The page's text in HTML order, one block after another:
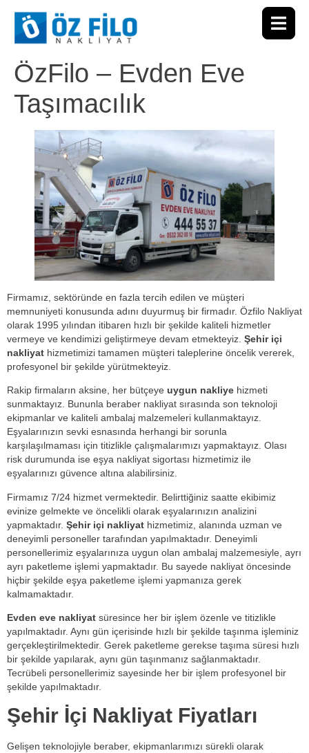
ÖzFilo – Evden Eve
Taşımacılık
Firmamız, sektöründe en fazla tercih edilen ve müşteri
memnuniyeti konusunda adını duyurmuş bir firmadır. Özfilo Nakliyat
olarak 1995 yılından itibaren hızlı bir şekilde kaliteli hizmetler
vermeye ve kendimizi geliştirmeye devam etmekteyiz. Şehir içi
nakliyat hizmetimizi tamamen müşteri taleplerine öncelik vererek,
profesyonel bir şekilde yürütmekteyiz.
Rakip firmaların aksine, her bütçeye uygun nakliye hizmeti
sunmaktayız. Bununla beraber nakliyat sırasında son teknoloji
ekipmanlar ve kaliteli ambalaj malzemeleri kullanmaktayız.
Eşyalarınızın sevki esnasında herhangi bir sorunla
karşılaşılmaması için titizlikle çalışmalarımızı yapmaktayız. Olası
risk durumunda ise eşya nakliyat sigortası hizmetimiz ile
eşyalarınızı güvence altına alabilirsiniz.
Firmamız 7/24 hizmet vermektedir. Belirttiğiniz saatte ekibimiz
evinize gelmekte ve öncelikli olarak eşyalarınızın analizini
yapmaktadır. Şehir içi nakliyat hizmetimiz, alanında uzman ve
deneyimli personeller tarafından yapılmaktadır. Deneyimli
personellerimiz eşyalarınıza uygun olan ambalaj malzemesiyle, ayrı
ayrı paketleme işlemi yapmaktadır. Bu sayede nakliyat öncesinde
hiçbir şekilde eşya paketleme işlemi yapmanıza gerek
kalmamaktadır.
Evden eve nakliyat süresince her bir işlem özenle ve titizlikle
yapılmaktadır. Aynı gün içerisinde hızlı bir şekilde taşınma işleminiz
gerçekleştirilmektedir. Gerek paketleme gerekse taşıma süresi hızlı
bir şekilde yapılarak, aynı gün taşınmanız sağlanmaktadır.
Tecrübeli personellerimiz sayesinde her bir işlem profesyonel bir
şekilde yapılmaktadır.
Şehir İçi Nakliyat Fiyatları
Gelişen teknolojiyle beraber, ekipmanlarımızı sürekli olarak